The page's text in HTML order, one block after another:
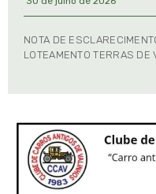
NOTA DE
LOTEAMENTO TERRAS DE